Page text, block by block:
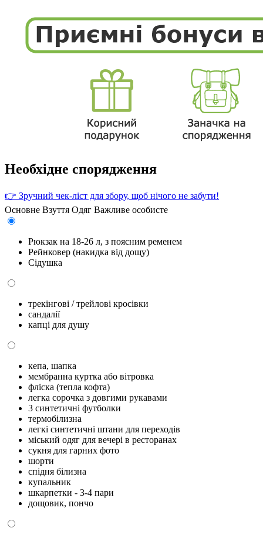
Необхідне спорядження
👉 Зручний чек-ліст для збору, щоб нічого не забути!
Основне Взуття Одяг Важливе особисте
Рюкзак на 18-26 л, з поясним ременем
Рейнковер (накидка від дощу)
Сідушка
трекінгові / трейлові кросівки
сандалії
капці для душу
кепа, шапка
мембранна куртка або вітровка
фліска (тепла кофта)
легка сорочка з довгими рукавами
3 синтетичні футболки
термобілизна
легкі синтетичні штани для переходів
міський одяг для вечері в ресторанах
сукня для гарних фото
шорти
спідня білизна
купальник
шкарпетки - 3-4 пари
дощовик, пончо